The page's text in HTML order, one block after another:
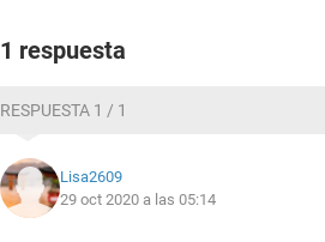
1 respuesta
RESPUESTA 1 / 1
Lisa2609
29 oct 2020 a las 05:14